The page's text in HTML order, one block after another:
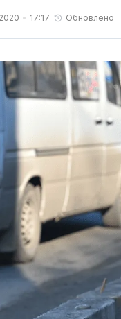
17:17 Обновлено